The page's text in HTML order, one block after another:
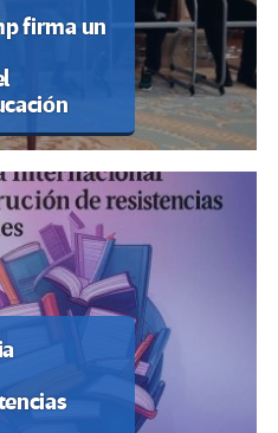
firma un